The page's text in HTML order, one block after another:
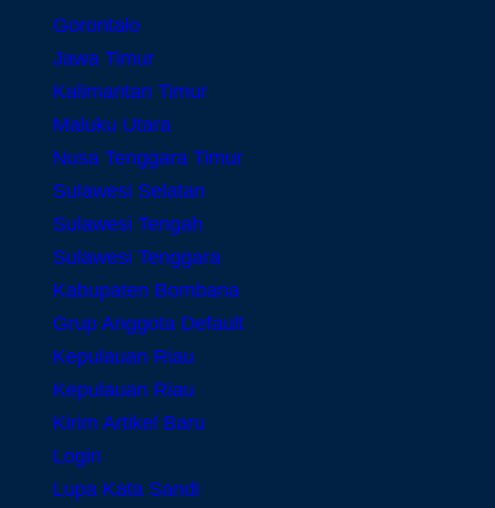
Gorontalo
Jawa Timur
Kalimantan Timur
Maluku Utara
Nusa Tenggara Timur
Sulawesi Selatan
Sulawesi Tengah
Sulawesi Tenggara
Kabupaten Bombana
Grup Anggota Default
Kepulauan Riau
Kepulauan Riau
Kirim Artikel Baru
Login
Lupa Kata Sandi